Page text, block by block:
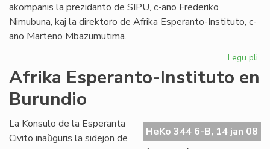
akompanis la prezidanto de SIPU, c-ano Frederiko
Nimubuna, kaj la direktoro de Afrika Esperanto-Instituto, c-
ano Marteno Mbazumutima.
Legu pli
la
Afrika Esperanto-Instituto en
Burundio
HeKo 344 6-B, 14 jan 08
La Konsulo de la Esperanta
Civito inaŭguris la sidejon de